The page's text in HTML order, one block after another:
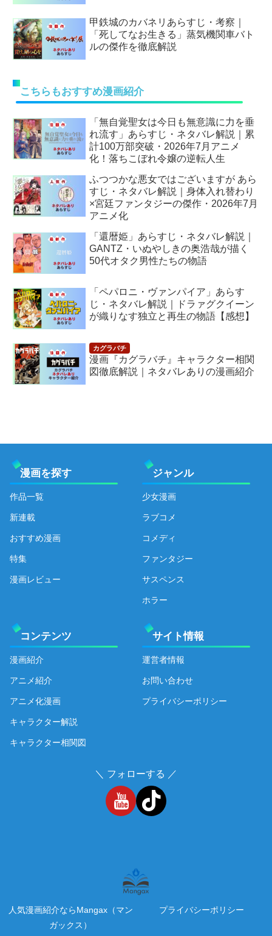
甲鉄城のカバネリあらすじ・考察｜
「死してなお生きる」蒸気機関車バト
ルの傑作を徹底解説
こちらもおすすめ漫画紹介
「無自覚聖女は今日も無意識に力を垂
れ流す」あらすじ・ネタバレ解説｜累
計100万部突破・2026年7月アニメ
化！落ちこぼれ令嬢の逆転人生
ふつつかな悪女ではございますが あら
すじ・ネタバレ解説｜身体入れ替わり
×宮廷ファンタジーの傑作・2026年7月
アニメ化
「還暦姫」あらすじ・ネタバレ解説｜
GANTZ・いぬやしきの奥浩哉が描く
50代オタク男性たちの物語
「ペパロニ・ヴァンパイア」あらす
じ・ネタバレ解説｜ドラァグクイーン
が織りなす独立と再生の物語【感想】
漫画『カグラバチ』キャラクター相関
図徹底解説｜ネタバレありの漫画紹介
漫画を探す
作品一覧
新連載
おすすめ漫画
特集
漫画レビュー
ジャンル
少女漫画
ラブコメ
コメディ
ファンタジー
サスペンス
ホラー
コンテンツ
漫画紹介
アニメ紹介
アニメ化漫画
キャラクター解説
キャラクター相関図
サイト情報
運営者情報
お問い合わせ
プライバシーポリシー
＼ フォローする ／
人気漫画紹介ならMangax（マン
ガックス）
プライバシーポリシー